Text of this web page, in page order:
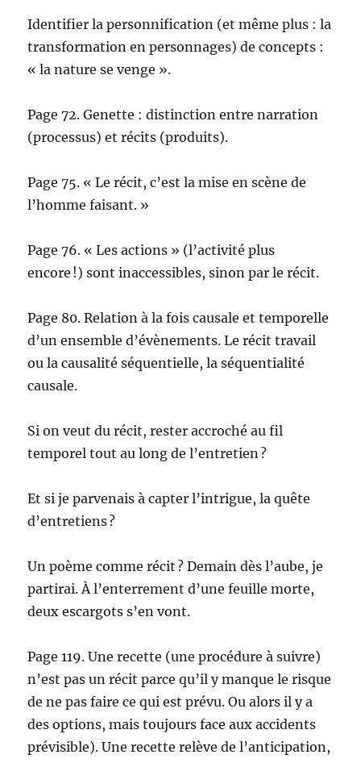
Identifier la personnification (et même plus : la
transformation en personnages) de concepts :
« la nature se venge ».
Page 72. Genette : distinction entre narration
(processus) et récits (produits).
Page 75. « Le récit, c’est la mise en scène de
l’homme faisant. »
Page 76. « Les actions » (l’activité plus
encore !) sont inaccessibles, sinon par le récit.
Page 80. Relation à la fois causale et temporelle
d’un ensemble d’évènements. Le récit travail
ou la causalité séquentielle, la séquentialité
causale.
Si on veut du récit, rester accroché au fil
temporel tout au long de l’entretien ?
Et si je parvenais à capter l’intrigue, la quête
d’entretiens ?
Un poème comme récit ? Demain dès l’aube, je
partirai. À l’enterrement d’une feuille morte,
deux escargots s’en vont.
Page 119. Une recette (une procédure à suivre)
n’est pas un récit parce qu’il y manque le risque
de ne pas faire ce qui est prévu. Ou alors il y a
des options, mais toujours face aux accidents
prévisible). Une recette relève de l’anticipation,